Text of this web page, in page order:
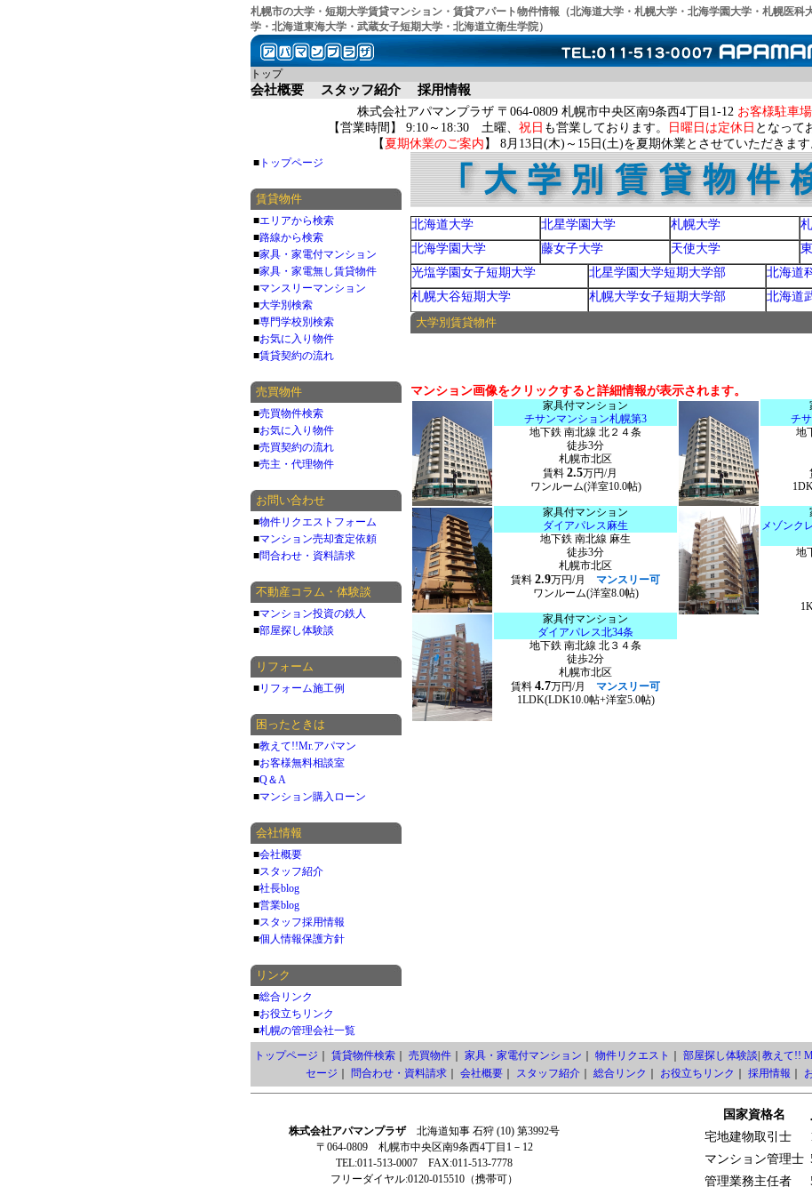
札幌市の大学・短期大学賃貸マンション・賃貸アパート物件情報（北海道大学・札幌大学・北海学園大学・札幌医科
学・北海道東海大学・武蔵女子短期大学・北海道立衛生学院）
トップ
会社概要 スタッフ紹介 採用情報
株式会社アパマンプラザ 〒064-0809 札幌市中央区南9条西4丁目1-12 お客様駐車
【営業時間】 9:10～18:30 土曜、 祝日 も営業しております。 日曜日は定休日 となって
【 夏期休業のご案内 】 8月13日(木)～15日(土)を夏期休業とさせていただきます
北海道大学 北星学園大学 札幌大学
北海学園大学
藤女子大学 天使大学
光塩学園女子短期大学
北星学園大学短期大学部
北海道
札幌大谷短期大学
札幌大学女子短期大学部
北海道
大学別賃貸物件
マンション画像をクリックすると詳細情報が表示されます。
家具付マンション
チサンマンション札幌第3
地下鉄 南北線 北２４条
徒歩3分
札幌市北区
賃料 2.5万円/月
ワンルーム(洋室10.0帖)
チ
地
家具付マンション
ダイアパレス麻生
地下鉄 南北線 麻生
徒歩3分
札幌市北区
賃料 2.9万円/月 マンスリー可
ワンルーム(洋室8.0帖)
メゾンク
地
家具付マンション
ダイアパレス北34条
地下鉄 南北線 北３４条
徒歩2分
札幌市北区
賃料 4.7万円/月 マンスリー可
1LDK(LDK10.0帖+洋室5.0帖)
■ トップページ
賃貸物件
■エリアから検索
■路線から検索
■家具・家電付マンション
■家具・家電無し賃貸物件
■マンスリーマンション
■大学別検索
■専門学校別検索
■お気に入り物件
■賃貸契約の流れ
売買物件
■売買物件検索
■お気に入り物件
■売買契約の流れ
■売主・代理物件
お問い合わせ
■物件リクエストフォーム
■マンション売却査定依頼
■問合わせ・資料請求
不動産コラム・体験談
■マンション投資の鉄人
■部屋探し体験談
リフォーム
■リフォーム施工例
困ったときは
■教えて!!Mr.アパマン
■お客様無料相談室
■Q＆A
■マンション購入ローン
会社情報
■会社概要
■スタッフ紹介
■社長blog
■営業blog
■スタッフ採用情報
■個人情報保護方針
リンク
■総合リンク
■お役立ちリンク
■札幌の管理会社一覧
トップページ
賃貸物件検索｜ 売買物件｜ 家具・家電付マンション 物件リクエスト 部屋探し体験談 教えて!!
セージ
問合わせ・資料請求｜ 会社概要｜ スタッフ紹介｜ 総合リンク お役立ちリンク 採用情報
株式会社アパマンプラザ北海道知事 石狩 (10) 第3992号
〒064-0809 札幌市中央区南9条西4丁目1－12
TEL:011-513-0007 FAX:011-513-7778
フリーダイヤル:0120-015510（携帯可）
国家資格名
宅地建物取引士
マンション管理士
管理業務主任者